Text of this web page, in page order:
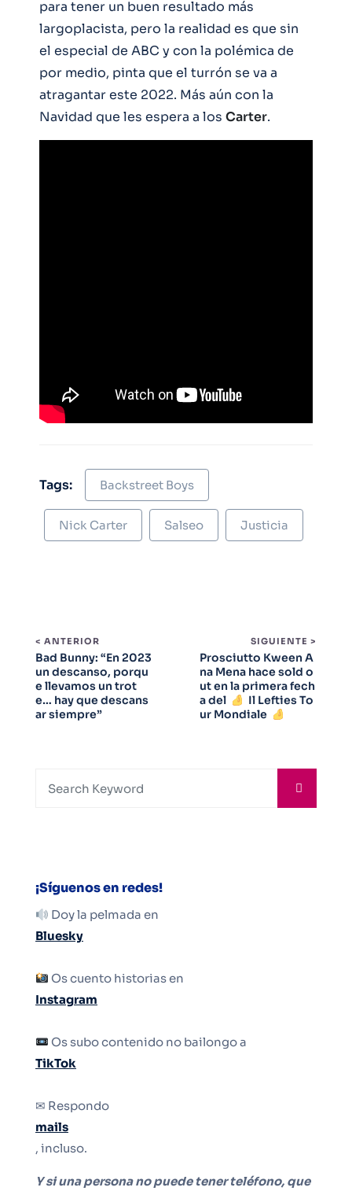
para tener un buen resultado más
largoplacista, pero la realidad es que sin
el especial de ABC y con la polémica de
por medio, pinta que el turrón se va a
atragantar este 2022. Más aún con la
Navidad que les espera a los Carter.
Tags: Backstreet Boys
Nick Carter Salseo Justicia
< ANTERIOR
Bad Bunny: “En 2023
un descanso, porqu
e llevamos un trot
e… hay que descans
ar siempre”
SIGUIENTE >
Prosciutto Kween A
na Mena hace sold o
ut en la primera fech
a del
Il Lefties To
ur Mondiale
¡Síguenos en redes!
Doy la pelmada en
Bluesky
Os cuento historias en
Instagram
Os subo contenido no bailongo a
TikTok
✉ Respondo
mails
, incluso.
Y si una persona no puede tener teléfono, que